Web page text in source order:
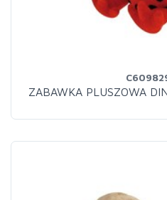
ZABAWKA PLUSZOWA